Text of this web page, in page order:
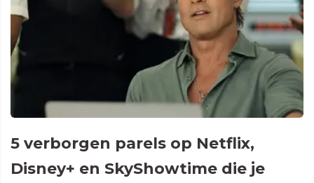
5 verborgen parels op Netflix,
Disney+ en SkyShowtime die je